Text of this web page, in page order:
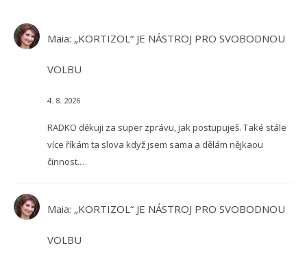
Maia: „KORTIZOL“ JE NÁSTROJ PRO SVOBODNOU
VOLBU
4. 8. 2026
RADKO děkuji za super zprávu, jak postupuješ. Také stále
více říkám ta slova když jsem sama a dělám nějkaou
činnost.…
Maia: „KORTIZOL“ JE NÁSTROJ PRO SVOBODNOU
VOLBU